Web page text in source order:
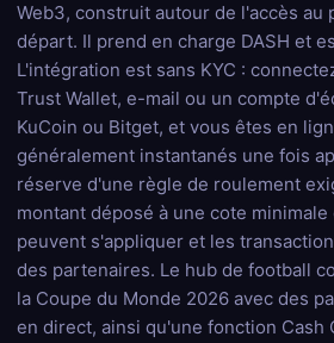
Web3, construit autour de l'accès au
départ. Il prend en charge DASH et
L'intégration est sans KYC :
Trust Wallet, e-mail ou un compte
KuCoin ou Bitget, et vous êtes en
généralement instantanés une fois
réserve d'une règle de roulement
montant déposé à une cote minimale
peuvent s'appliquer et les
des partenaires. Le hub de football
la Coupe du Monde 2026 avec des
en direct, ainsi qu'une fonction Cash